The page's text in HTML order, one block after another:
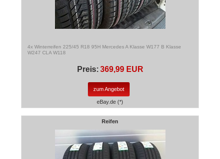
4x Winterreifen 225/45 R18 95H Mercedes A Klasse W177 B Klasse
W247 CLA W118
Preis: 369,99 EUR
zum Angebot
eBay.de (*)
Reifen